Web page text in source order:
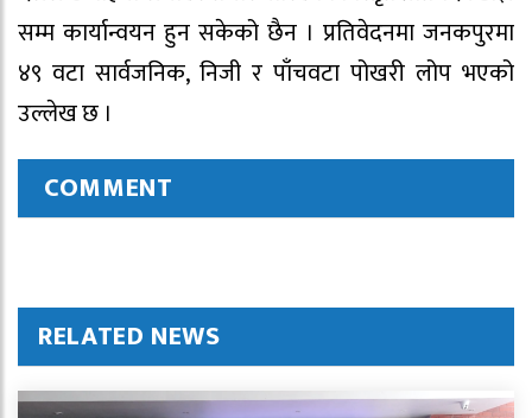
सम्म कार्यान्वयन हुन सकेको छैन । प्रतिवेदनमा जनकपुरमा
४९ वटा सार्वजनिक, निजी र पाँचवटा पोखरी लोप भएको
उल्लेख छ ।
COMMENT
RELATED NEWS